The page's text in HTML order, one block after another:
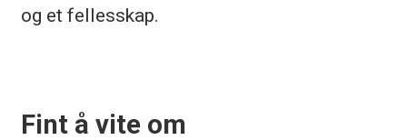
og et fellesskap.
Fint å vite om